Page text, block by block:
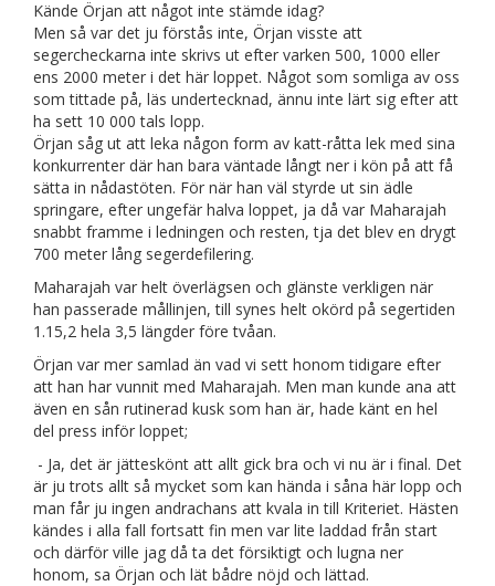
Kände Örjan att något inte stämde idag?
Men så var det ju förstås inte, Örjan visste att
segercheckarna inte skrivs ut efter varken 500, 1000 eller
ens 2000 meter i det här loppet. Något som somliga av oss
som tittade på, läs undertecknad, ännu inte lärt sig efter att
ha sett 10 000 tals lopp.
Örjan såg ut att leka någon form av katt-råtta lek med sina
konkurrenter där han bara väntade långt ner i kön på att få
sätta in nådastöten. För när han väl styrde ut sin ädle
springare, efter ungefär halva loppet, ja då var Maharajah
snabbt framme i ledningen och resten, tja det blev en drygt
700 meter lång segerdefilering.
Maharajah var helt överlägsen och glänste verkligen när
han passerade mållinjen, till synes helt okörd på segertiden
1.15,2 hela 3,5 längder före tvåan.
Örjan var mer samlad än vad vi sett honom tidigare efter
att han har vunnit med Maharajah. Men man kunde ana att
även en sån rutinerad kusk som han är, hade känt en hel
del press inför loppet;
- Ja, det är jätteskönt att allt gick bra och vi nu är i final. Det
är ju trots allt så mycket som kan hända i såna här lopp och
man får ju ingen andrachans att kvala in till Kriteriet. Hästen
kändes i alla fall fortsatt fin men var lite laddad från start
och därför ville jag då ta det försiktigt och lugna ner
honom, sa Örjan och lät bådre nöjd och lättad.